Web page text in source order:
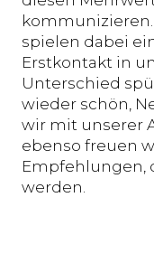
spielen dabei
Erstkontakt in
Unterschied
wieder schön,
wir mit unserer
ebenso freuen
Empfehlungen,
werden.